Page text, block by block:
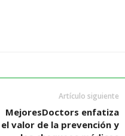
Artículo siguiente
MejoresDoctors enfatiza
el valor de la prevención y